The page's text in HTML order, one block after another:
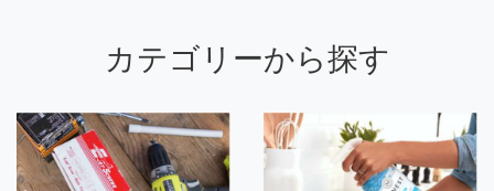
カテゴリーから探す